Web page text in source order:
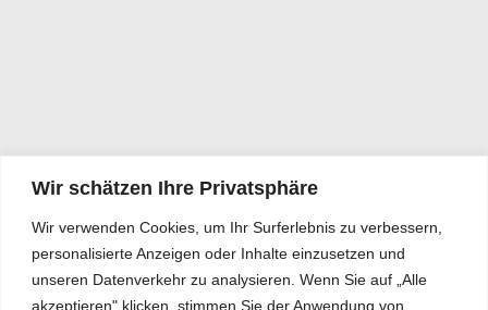
Wir schätzen Ihre Privatsphäre
Wir verwenden Cookies, um Ihr Surferlebnis zu verbessern,
personalisierte Anzeigen oder Inhalte einzusetzen und
unseren Datenverkehr zu analysieren. Wenn Sie auf „Alle
akzeptieren" klicken, stimmen Sie der Anwendung von